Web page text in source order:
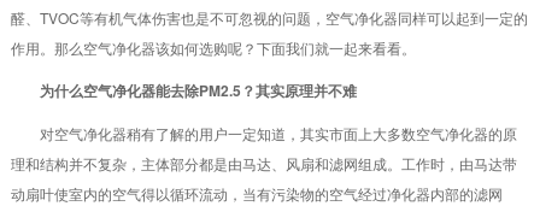
醛、TVOC等有机气体伤害也是不可忽视的问题，空气净化器同样可以起到一定的
作用。那么空气净化器该如何选购呢？下面我们就一起来看看。
为什么空气净化器能去除PM2.5？其实原理并不难
对空气净化器稍有了解的用户一定知道，其实市面上大多数空气净化器的原
理和结构并不复杂，主体部分都是由马达、风扇和滤网组成。工作时，由马达带
动扇叶使室内的空气得以循环流动，当有污染物的空气经过净化器内部的滤网